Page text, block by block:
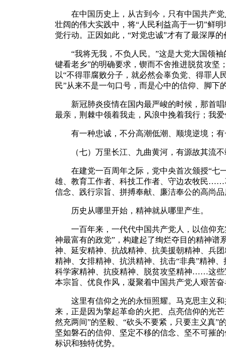
在中国历史上，从古到今，只有中国共产党
壮阔的伟大实践中，将“人民利益高于一切”鲜
觉行动。正因如此，“对党忠诚”才有了最深厚
“我将无我，不负人民。”这是大党大国领袖
键看老乡”的明确要求，锲而不舍推进脱贫攻坚
以“不得罪腐败分子，就必然会辜负党、得罪
民”从来不是一句口号，而是心中的信仰、脚下
新冠肺炎疫情在国内最严峻的时候，那首唱
最亲，荆棘中领着我走，风浪中挽着我行；我
有一种忠诚，不分高潮低潮、顺境逆境；有
（七）万里长江、九曲黄河，有源故其流不
在建党一百周年之际，党中央首次颁授“七
雄、教育工作者、科技工作者、守边农牧民……
信念、践行宗旨、拼搏奉献、廉洁奉公的高尚
历史从哪里开始，精神就从哪里产生。
一百年来，一代代中国共产党人，以信仰充
神最富有的政党”，构建起了绚烂夺目的精神
神、延安精神、抗战精神、抗美援朝精神、兵
精神、女排精神、抗洪精神、抗击“非典”精神
科学家精神、抗疫精神、脱贫攻坚精神……这些
本宗旨、优良作风，凝聚着中国共产党人艰苦
这里有信仰之光的永恒照耀。马克思主义和
来，正是因为擎起革命的火把、点亮信仰的光
然充两间”的坚毅、“砍头不要紧，只要主义真”
坚如磐石的信仰、坚定不移的信念、坚不可摧
标识和独特优势。